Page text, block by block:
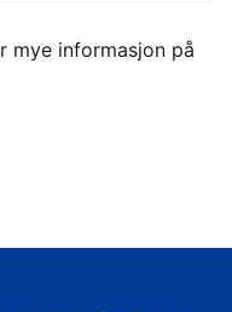
mye informasjon på